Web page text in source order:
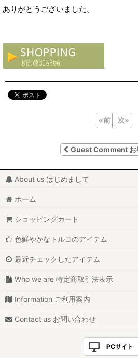
ありがとうございました。
«前 次»
Guest Comment お
About us はじめまして
ホーム
ショッピングカート
色鮮やかなトルコのアイテム
最近チェックしたアイテム
Who we are 特定商取引法表示
Information ご利用案内
Contact us お問い合わせ
PCサイト